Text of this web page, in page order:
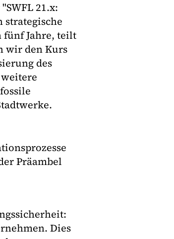
21.x:
strategische
fünf Jahre, teilt
wir den Kurs
des
Präambel
Dies